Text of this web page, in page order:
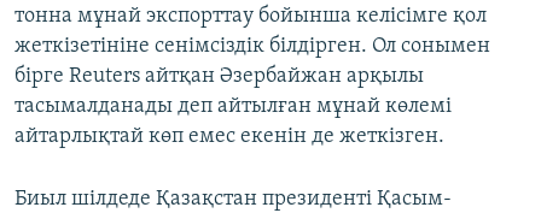
тонна мұнай экспорттау бойынша келісімге қол
жеткізетініне сенімсіздік білдірген. Ол сонымен
бірге Reuters айтқан Әзербайжан арқылы
тасымалданады деп айтылған мұнай көлемі
айтарлықтай көп емес екенін де жеткізген.
Биыл шілдеде Қазақстан президенті Қасым-